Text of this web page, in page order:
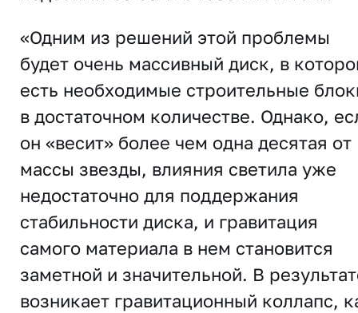
«Одним из решений этой проблемы
будет очень массивный диск, в
есть необходимые строительные
в достаточном количестве. Однако,
он «весит» более чем одна десятая от
массы звезды, влияния светила уже
недостаточно для поддержания
стабильности диска, и гравитация
самого материала в нем становится
заметной и значительной. В
возникает гравитационный коллапс,